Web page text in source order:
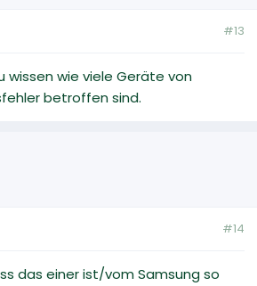
#13
wissen wie viele Geräte von
betroffen sind.
#14
das einer ist/vom Samsung so